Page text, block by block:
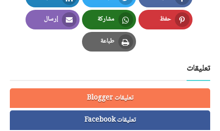
Facebook
Twitter
LinkedIn
حفظ
Pinterest
مشاركة
Whatsapp
إرسال
Email
طباعة
Print
تعليقات
تعليقات Blogger
تعليقات Facebook